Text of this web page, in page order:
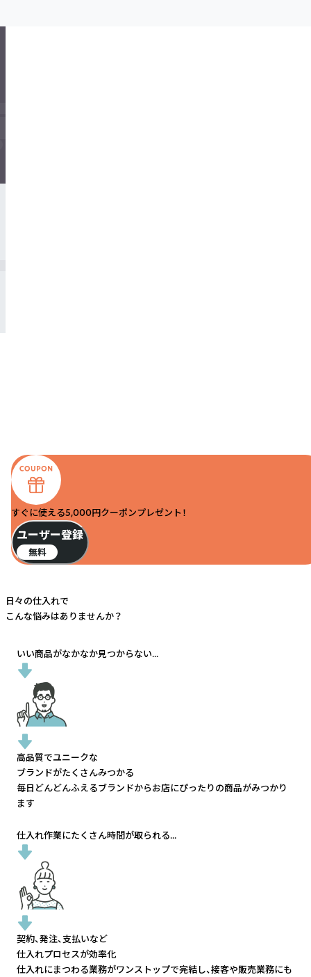
すぐに使える5,000円クーポンプレゼント！
ユーザー登録
無料
日々の仕入れで
こんな悩みはありませんか？
いい商品がなかなか見つからない...
高品質でユニークな
ブランドがたくさんみつかる
毎日どんどんふえるブランドからお店にぴったりの商品がみつかり
ます
仕入れ作業にたくさん時間が取られる...
契約、発注、支払いなど
仕入れプロセスが効率化
仕入れにまつわる業務がワンストップで完結し、接客や販売業務にも